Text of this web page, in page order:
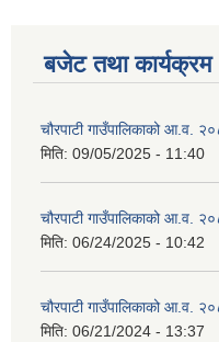
बजेट तथा कार्यक्रम
चौरपाटी गाउँपालिकाको आ.व.
मिति: 09/05/2025 - 11:40
चौरपाटी गाउँपालिकाको आ.व.
मिति: 06/24/2025 - 10:42
चौरपाटी गाउँपालिकाको आ.व.
मिति: 06/21/2024 - 13:37